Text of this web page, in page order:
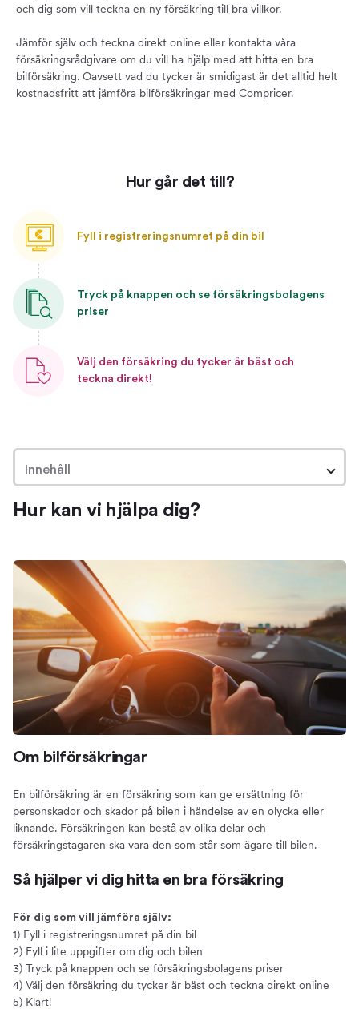
och dig som vill teckna en ny försäkring till bra villkor.
Jämför själv och teckna direkt online eller kontakta våra
försäkringsrådgivare om du vill ha hjälp med att hitta en bra
bilförsäkring. Oavsett vad du tycker är smidigast är det alltid helt
kostnadsfritt att jämföra bilförsäkringar med Compricer.
Hur går det till?
Fyll i registreringsnumret på din bil
Tryck på knappen och se försäkringsbolagens
priser
Välj den försäkring du tycker är bäst och
teckna direkt!
Innehåll
Hur kan vi hjälpa dig?
Jämför och byt bilförsäkring
Jämför bilförsäkringar
Byt försäkring
Ta reda på vilken försäkring du har
Spara pengar
Så mycket kan du spara
Priset på bilförsäkringar
Rabatter
Om att samla försäkringar
Så får du en billig bilförsäkring
Så får du en lägre premie
Vad ingår i en bilförsäkring?
Trafikförsäkring
Halvförsäkring
Helförsäkring
Tillägg
Självrisk
Välja bilförsäkring
Hur kan vi hjälpa dig?
Om bilförsäkringar
En bilförsäkring är en försäkring som kan ge ersättning för
personskador och skador på bilen i händelse av en olycka eller
liknande. Försäkringen kan bestå av olika delar och
försäkringstagaren ska vara den som står som ägare till bilen.
Så hjälper vi dig hitta en bra försäkring
För dig som vill jämföra själv:
1) Fyll i registreringsnumret på din bil
2) Fyll i lite uppgifter om dig och bilen
3) Tryck på knappen och se försäkringsbolagens priser
4) Välj den försäkring du tycker är bäst och teckna direkt online
5) Klart!